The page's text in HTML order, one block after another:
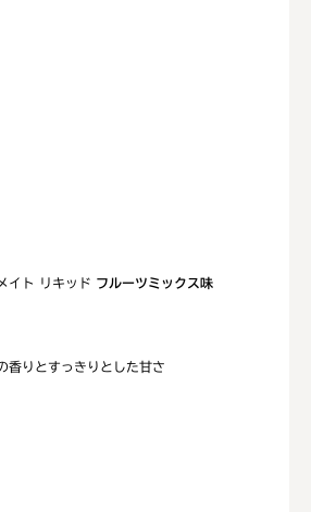
イト リキッド フルーツミックス味
香りとすっきりとした甘さ